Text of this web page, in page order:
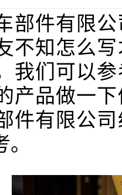
部件有限
不知怎么
我们可以
产品做一
件有限公